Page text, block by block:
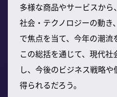
多様な商品やサービスから
社会・テクノロジーの動き
で焦点を当て、今年の潮流
この総括を通じて、現代
し、今後のビジネス戦略
得られるだろう。